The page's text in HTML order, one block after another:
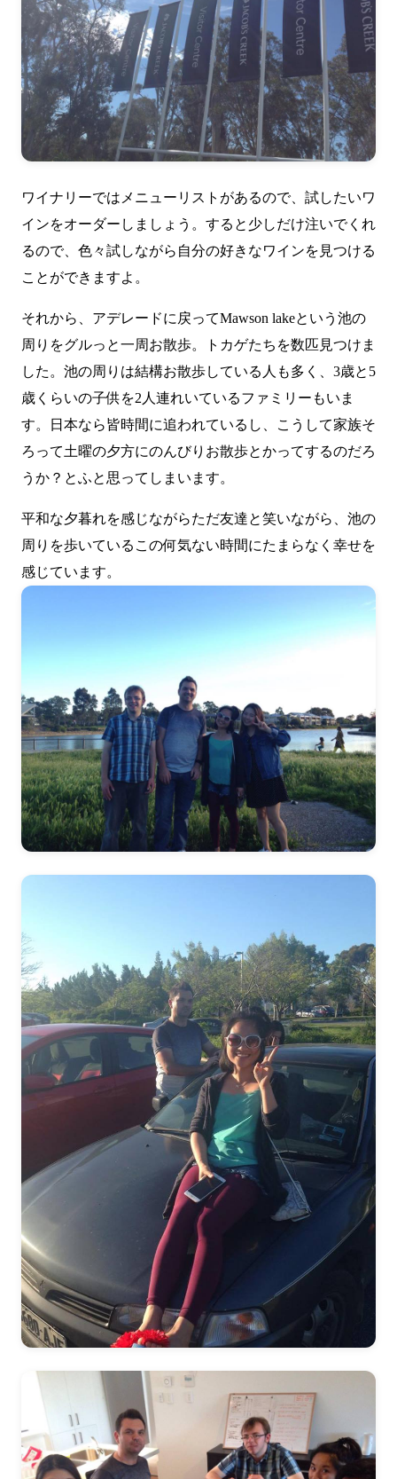
ワイナリーではメニューリストがあるので、試したいワ
インをオーダーしましょう。すると少しだけ注いでくれ
るので、色々試しながら自分の好きなワインを見つける
ことができますよ。
それから、アデレードに戻ってMawson lakeという池の
周りをグルっと一周お散歩。トカゲたちを数匹見つけま
した。池の周りは結構お散歩している人も多く、3歳と5
歳くらいの子供を2人連れいているファミリーもいま
す。日本なら皆時間に追われているし、こうして家族そ
ろって土曜の夕方にのんびりお散歩とかってするのだろ
うか？とふと思ってしまいます。
平和な夕暮れを感じながらただ友達と笑いながら、池の
周りを歩いているこの何気ない時間にたまらなく幸せを
感じています。